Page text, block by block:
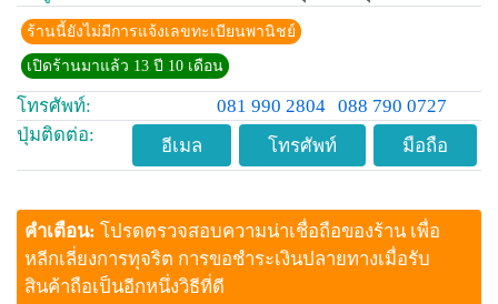
ร้านนี้ยังไม่มีการแจ้งเลขทะเบียนพานิชย์
เปิดร้านมาแล้ว 13 ปี 10 เดือน
โทรศัพท์: 081 990 2804 088 790 0727
ปุ่มติดต่อ:
อีเมล โทรศัพท์ มือถือ
คำเตือน: โปรดตรวจสอบความน่าเชื่อถือของร้าน เพื่อ
หลีกเลี่ยงการทุจริต การขอชำระเงินปลายทางเมื่อรับ
สินค้าถือเป็นอีกหนึ่งวิธีที่ดี